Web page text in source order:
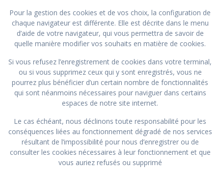
Pour la gestion des cookies et de vos choix, la configuration de
chaque navigateur est différente. Elle est décrite dans le menu
d’aide de votre navigateur, qui vous permettra de savoir de
quelle manière modifier vos souhaits en matière de cookies.
Si vous refusez l’enregistrement de cookies dans votre terminal,
ou si vous supprimez ceux qui y sont enregistrés, vous ne
pourrez plus bénéficier d’un certain nombre de fonctionnalités
qui sont néanmoins nécessaires pour naviguer dans certains
espaces de notre site internet.
Le cas échéant, nous déclinons toute responsabilité pour les
conséquences liées au fonctionnement dégradé de nos services
résultant de l’impossibilité pour nous d’enregistrer ou de
consulter les cookies nécessaires à leur fonctionnement et que
vous auriez refusés ou supprimé